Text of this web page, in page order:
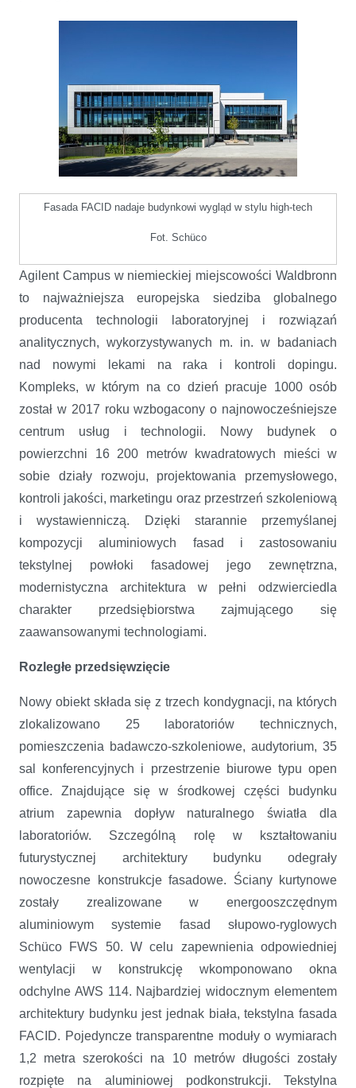
Fasada FACID nadaje budynkowi wygląd w stylu high-tech
Fot. Schüco
Agilent Campus w niemieckiej miejscowości Waldbronn
to najważniejsza europejska siedziba globalnego
producenta technologii laboratoryjnej i rozwiązań
analitycznych, wykorzystywanych m. in. w badaniach
nad nowymi lekami na raka i kontroli dopingu.
Kompleks, w którym na co dzień pracuje 1000 osób
został w 2017 roku wzbogacony o najnowocześniejsze
centrum usług i technologii. Nowy budynek o
powierzchni 16 200 metrów kwadratowych mieści w
sobie działy rozwoju, projektowania przemysłowego,
kontroli jakości, marketingu oraz przestrzeń szkoleniową
i wystawienniczą. Dzięki starannie przemyślanej
kompozycji aluminiowych fasad i zastosowaniu
tekstylnej powłoki fasadowej jego zewnętrzna,
modernistyczna architektura w pełni odzwierciedla
charakter przedsiębiorstwa zajmującego się
zaawansowanymi technologiami.
Rozległe przedsięwzięcie
Nowy obiekt składa się z trzech kondygnacji, na których
zlokalizowano 25 laboratoriów technicznych,
pomieszczenia badawczo-szkoleniowe, audytorium, 35
sal konferencyjnych i przestrzenie biurowe typu open
office. Znajdujące się w środkowej części budynku
atrium zapewnia dopływ naturalnego światła dla
laboratoriów. Szczególną rolę w kształtowaniu
futurystycznej architektury budynku odegrały
nowoczesne konstrukcje fasadowe. Ściany kurtynowe
zostały zrealizowane w energooszczędnym
aluminiowym systemie fasad słupowo-ryglowych
Schüco FWS 50. W celu zapewnienia odpowiedniej
wentylacji w konstrukcję wkomponowano okna
odchylne AWS 114. Najbardziej widocznym elementem
architektury budynku jest jednak biała, tekstylna fasada
FACID. Pojedyncze transparentne moduły o wymiarach
1,2 metra szerokości na 10 metrów długości zostały
rozpięte na aluminiowej podkonstrukcji. Tekstylna